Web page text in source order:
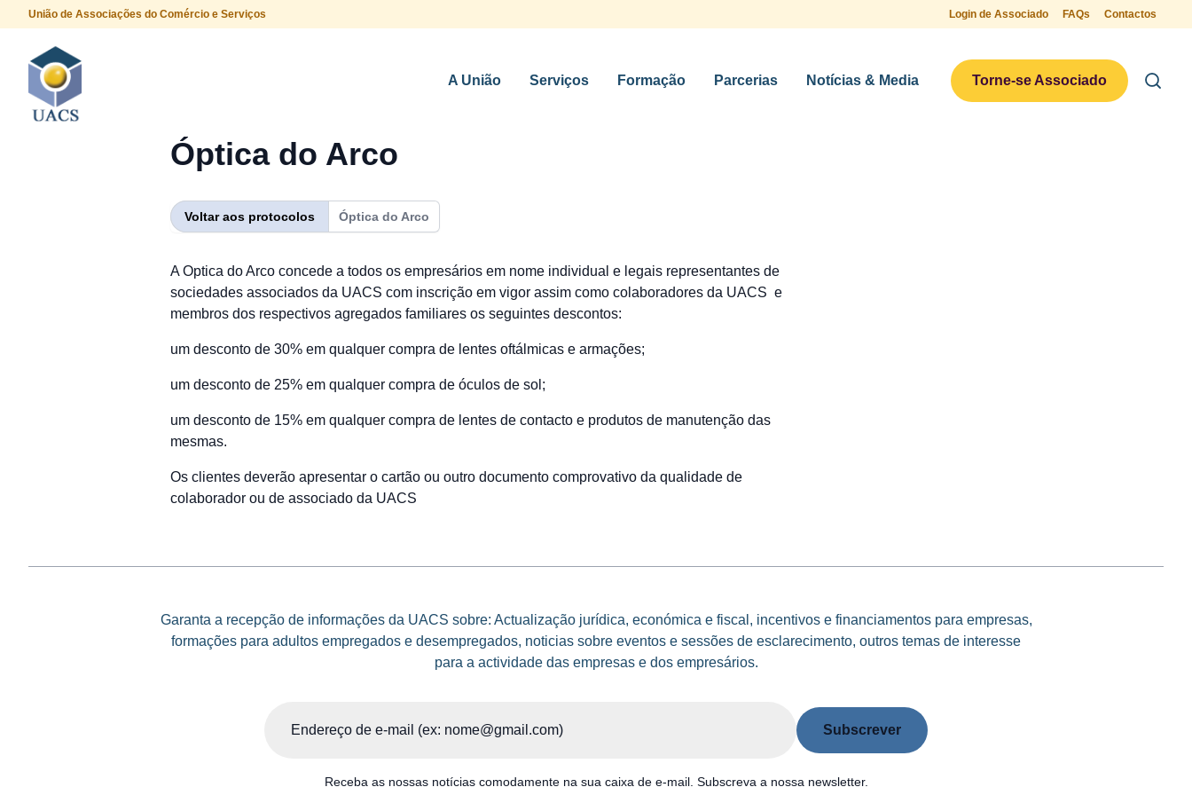
União de Associações do Comércio e Serviços Login de Associado FAQs Contactos
A União Serviços Formação Parcerias Notícias & Media Torne-se Associado
Óptica do Arco
Voltar aos protocolos Óptica do Arco
A Optica do Arco concede a todos os empresários em nome individual e legais representantes de
sociedades associados da UACS com inscrição em vigor assim como colaboradores da UACS e
membros dos respectivos agregados familiares os seguintes descontos:
um desconto de 30% em qualquer compra de lentes oftálmicas e armações;
um desconto de 25% em qualquer compra de óculos de sol;
um desconto de 15% em qualquer compra de lentes de contacto e produtos de manutenção das
mesmas.
Os clientes deverão apresentar o cartão ou outro documento comprovativo da qualidade de
colaborador ou de associado da UACS
Garanta a recepção de informações da UACS sobre: Actualização jurídica, económica e fiscal, incentivos e financiamentos para empresas,
formações para adultos empregados e desempregados, noticias sobre eventos e sessões de esclarecimento, outros temas de interesse
para a actividade das empresas e dos empresários.
Receba as nossas notícias comodamente na sua caixa de e-mail. Subscreva a nossa newsletter.